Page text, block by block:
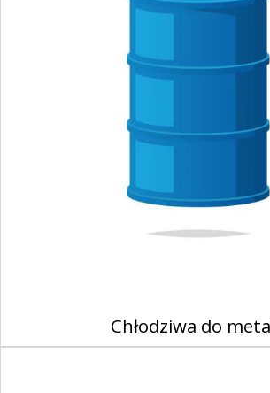
Chłodziwa do